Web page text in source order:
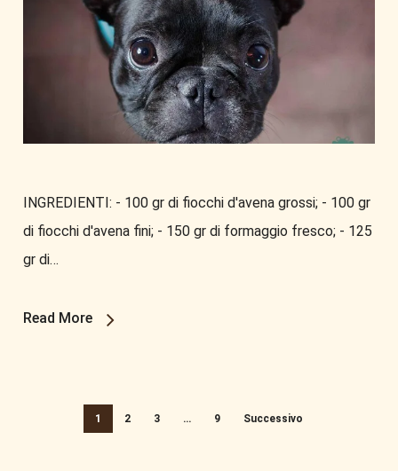
INGREDIENTI: - 100 gr di fiocchi d'avena grossi; - 100 gr
di fiocchi d'avena fini; - 150 gr di formaggio fresco; - 125
gr di…
Read More
1 2 3 … 9 Successivo